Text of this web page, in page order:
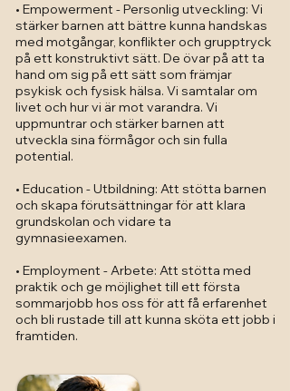
• Empowerment - Personlig utveckling: Vi
stärker barnen att bättre kunna handskas
med motgångar, konflikter och grupptryck
på ett konstruktivt sätt. De övar på att ta
hand om sig på ett sätt som främjar
psykisk och fysisk hälsa. Vi samtalar om
livet och hur vi är mot varandra. Vi
uppmuntrar och stärker barnen att
utveckla sina förmågor och sin fulla
potential.
• Education - Utbildning: Att stötta barnen
och skapa förutsättningar för att klara
grundskolan och vidare ta
gymnasieexamen.
• Employment - Arbete: Att stötta med
praktik och ge möjlighet till ett första
sommarjobb hos oss för att få erfarenhet
och bli rustade till att kunna sköta ett jobb i
framtiden.